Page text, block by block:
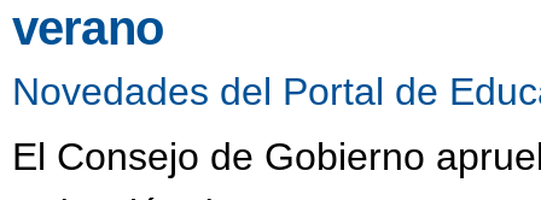
verano
Novedades del Portal de
El Consejo de Gobierno